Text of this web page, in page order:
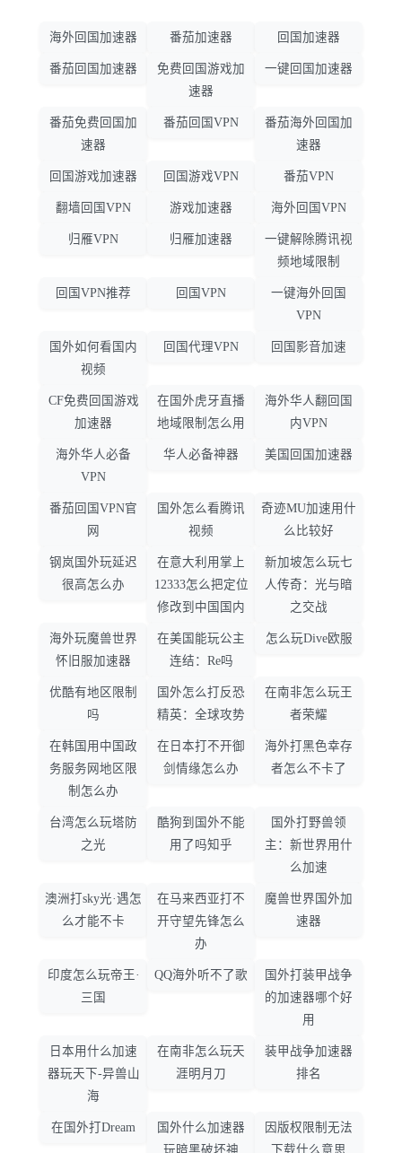
海外回国加速器 番茄加速器 回国加速器
番茄回国加速器
免费回国游戏加
速器
一键回国加速器
番茄免费回国加
速器
番茄回国VPN
番茄海外回国加
速器
回国游戏加速器 回国游戏VPN 番茄VPN
翻墙回国VPN 游戏加速器 海外回国VPN
归雁VPN 归雁加速器
一键解除腾讯视
频地域限制
回国VPN推荐 回国VPN
一键海外回国
VPN
国外如何看国内
视频
回国代理VPN 回国影音加速
CF免费回国游戏
加速器
在国外虎牙直播
地域限制怎么用
海外华人翻回国
内VPN
海外华人必备
VPN
华人必备神器 美国回国加速器
番茄回国VPN官
网
国外怎么看腾讯
视频
奇迹MU加速用什
么比较好
钢岚国外玩延迟
很高怎么办
在意大利用掌上
12333怎么把定位
修改到中国国内
新加坡怎么玩七
人传奇：光与暗
之交战
海外玩魔兽世界
怀旧服加速器
在美国能玩公主
连结：Re吗
怎么玩Dive欧服
优酷有地区限制
吗
国外怎么打反恐
精英：全球攻势
在南非怎么玩王
者荣耀
在韩国用中国政
务服务网地区限
制怎么办
在日本打不开御
剑情缘怎么办
海外打黑色幸存
者怎么不卡了
台湾怎么玩塔防
之光
酷狗到国外不能
用了吗知乎
国外打野兽领
主：新世界用什
么加速
澳洲打sky光·遇怎
么才能不卡
在马来西亚打不
开守望先锋怎么
办
魔兽世界国外加
速器
印度怎么玩帝王·
三国
QQ海外听不了歌
国外打装甲战争
的加速器哪个好
用
日本用什么加速
器玩天下-异兽山
海
在南非怎么玩天
涯明月刀
装甲战争加速器
排名
在国外打Dream
国外什么加速器
玩暗黑破坏神
因版权限制无法
下载什么意思